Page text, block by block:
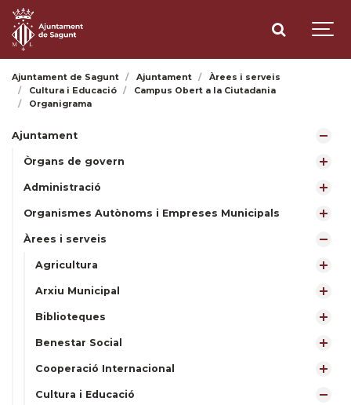
Ajuntament de Sagunt Ajuntament
Àrees i serveis
Cultura i Educació
Campus Obert a la Ciutadania
Organigrama
Ajuntament
Òrgans de govern
Administració
Organismes Autònoms i Empreses Municipals
Àrees i serveis
Agricultura
Arxiu Municipal
Biblioteques
Benestar Social
Cooperació Internacional
Cultura i Educació